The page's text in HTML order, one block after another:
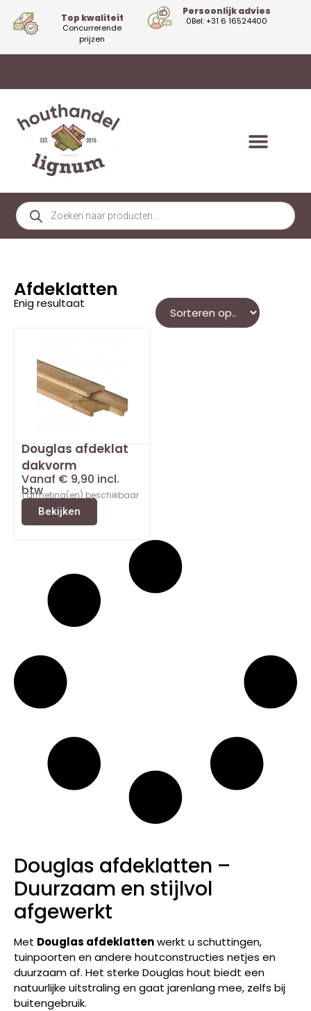
Top kwaliteit
Concurrerende
prijzen
Persoonlijk advies
0Bel: +31 6 16524400
Afdeklatten
Enig resultaat
Douglas afdeklat
dakvorm
Vanaf € 9,90 incl.
btw
1 afmeting(en) beschikbaar
Bekijken
Douglas afdeklatten –
Duurzaam en stijlvol
afgewerkt
Met Douglas afdeklattenwerkt u schuttingen,
tuinpoorten en andere houtconstructies netjes en
duurzaam af. Het sterke Douglas hout biedt een
natuurlijke uitstraling en gaat jarenlang mee, zelfs bij
buitengebruik.